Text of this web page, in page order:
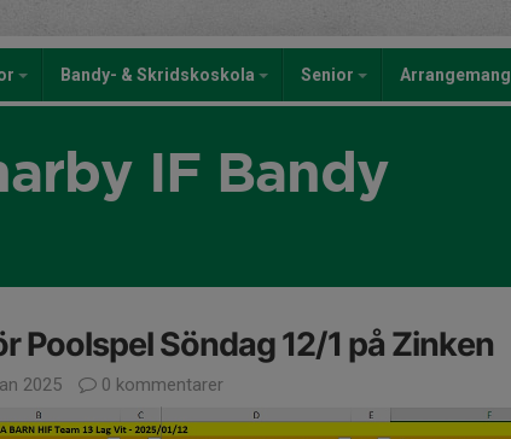
Bandy- & Skridskoskola Senior Arrangemang
IF Bandy
Poolspel Söndag 12/1 på Zinken
2025 0 kommentarer